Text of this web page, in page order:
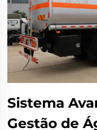
Sistema
Gestão de